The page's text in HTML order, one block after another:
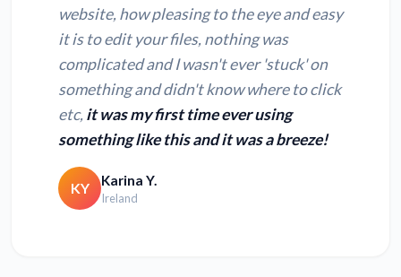
website, how pleasing to the eye and easy
it is to edit your files, nothing was
complicated and I wasn't ever 'stuck' on
something and didn't know where to click
etc, it was my first time ever using
something like this and it was a breeze!
KY Karina Y.
Ireland